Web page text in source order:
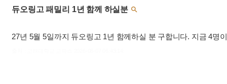
듀오링고 패밀리 1년 함께 하실분 
27년 5월 5일까지 듀오링고 1년 함께하실 분 구합니다. 지금 4명